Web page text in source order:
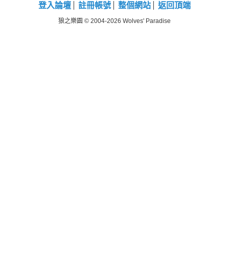
登入論壇 註冊帳號 整個網站 返回頂端
狼之樂園 © 2004-2026 Wolves' Paradise